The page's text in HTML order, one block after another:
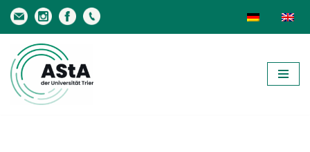
Zum
Inhalt
springen